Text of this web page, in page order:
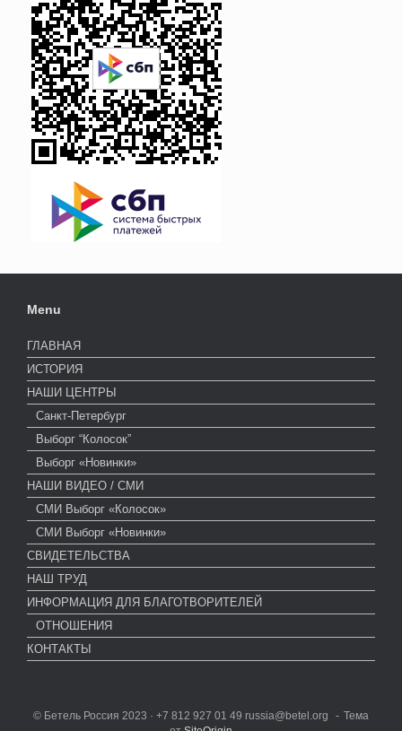
Menu
ГЛАВНАЯ
ИСТОРИЯ
НАШИ ЦЕНТРЫ
Санкт-Петербург
Выборг “Колосок”
Выборг «Новинки»
НАШИ ВИДЕО / СМИ
СМИ Выборг «Колосок»
СМИ Выборг «Новинки»
СВИДЕТЕЛЬСТВА
НАШ ТРУД
ИНФОРМАЦИЯ ДЛЯ БЛАГОТВОРИТЕЛЕЙ
ОТНОШЕНИЯ
КОНТАКТЫ
© Бетель Россия 2023 · +7 812 927 01 49 russia@betel.org
Тема